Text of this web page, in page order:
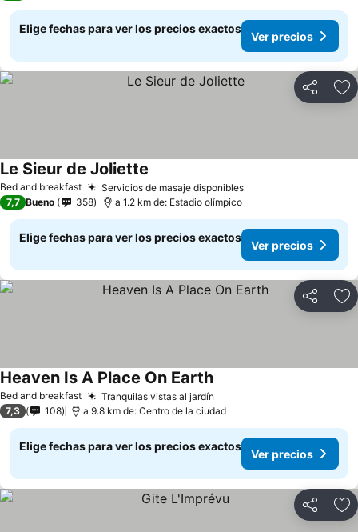
Elige fechas para ver los precios exactos
Ver precios
Compartir
Bed and breakfast Servicios de masaje disponiblesVer precios
Le Sieur de Joliette
7,7 Bueno 358 a 1.2 km de: Estadio olímpico
Elige fechas para ver los precios exactos
Ver precios
Compartir
Bed and breakfast Tranquilas vistas al jardín
Heaven Is A Place On EarthVer precios
7,3 108 a 9.8 km de: Centro de la ciudad
Elige fechas para ver los precios exactos
Ver precios
Compartir